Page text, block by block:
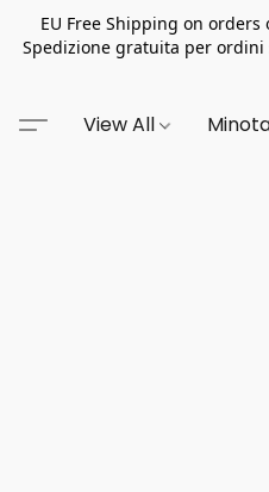
EU Free Shipping on
Spedizione gratuita per ordini
View All